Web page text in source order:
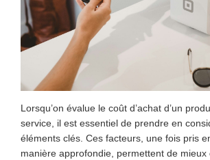
Lorsqu’on évalue le coût d’achat d’un
service, il est essentiel de prendre en
éléments clés. Ces facteurs, une fois pris
manière approfondie, permettent de mieux